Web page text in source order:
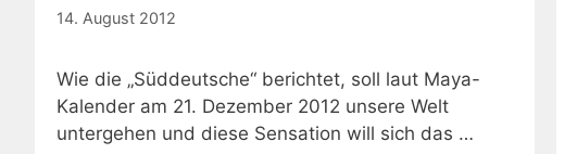
14. August 2012
Wie die „Süddeutsche“ berichtet, soll laut Maya-
Kalender am 21. Dezember 2012 unsere Welt
untergehen und diese Sensation will sich das …